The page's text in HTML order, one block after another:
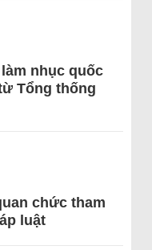
nhục quốc
Tổng thống
chức tham
luật